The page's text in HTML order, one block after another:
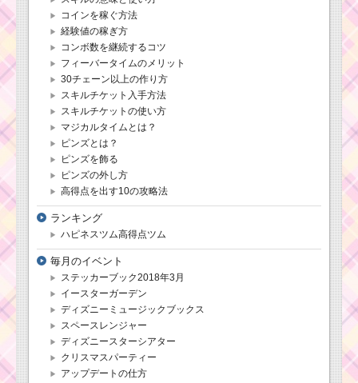
ョンと報酬一覧のまと
コインを稼ぐ方法
経験値の稼ぎ方
コンボ数を継続するコツ
フィーバータイムのメリット
30チェーン以上の作り方
スキルチケット入手方法
スキルチケットの使い方
マジカルタイムとは？
ピンズとは？
ピンズを飾る
ピンズの外し方
高得点を出す10の攻略法
ランキング
ハピネスツム高得点ツム
毎月のイベント
ステッカーブック2018年3月
イースターガーデン
ディズニーミュージックブックス
スペースレンジャー
ディズニースターシアター
クリスマスパーティー
アップデートの仕方